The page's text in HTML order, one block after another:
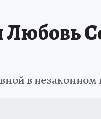
в